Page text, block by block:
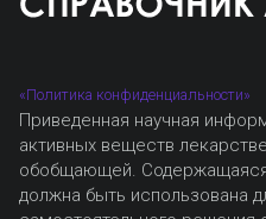
«Политика конфиденциальности»
Приведенная научная
активных веществ
обобщающей.
должна быть использована